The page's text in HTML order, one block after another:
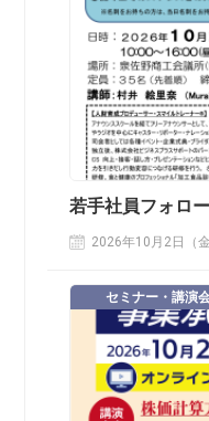
若手社員フォロ
2026年10月2日（金
セミナー・講演